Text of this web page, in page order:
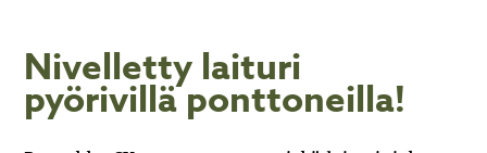
Nivelletty laituri
pyörivillä ponttoneilla!